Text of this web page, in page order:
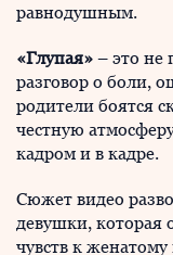
равнодушным.
«Глупая» – это не
разговор о боли,
родители боятся
честную
кадром и в кадре.
Сюжет видео
девушки, которая
чувств к